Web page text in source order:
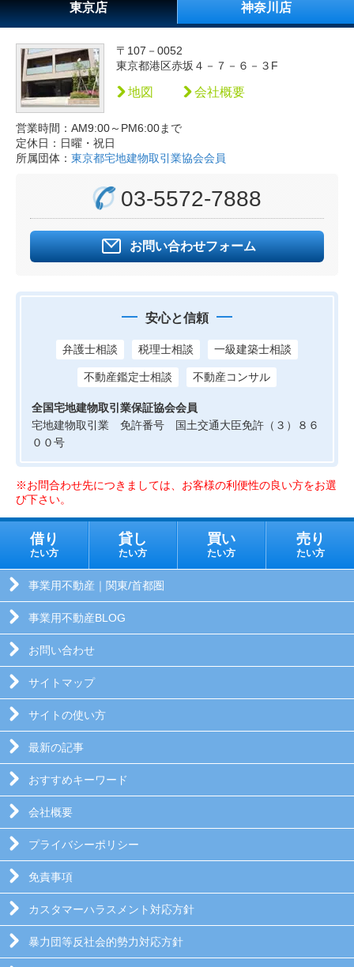
東京店 神奈川店
〒107－0052
東京都港区赤坂４－７－６－３F
地図 会社概要
営業時間：AM9:00～PM6:00まで
定休日：日曜・祝日
所属団体： 東京都宅地建物取引業協会会員
03-5572-7888
お問い合わせフォーム
安心と信頼
弁護士相談 税理士相談 一級建築士相談
不動産鑑定士相談 不動産コンサル
全国宅地建物取引業保証協会会員
宅地建物取引業 免許番号 国土交通大臣免許（３）８６
００号
※お問合わせ先につきましては、お客様の利便性の良い方をお選
び下さい。
借り
たい方
貸し
たい方
買い
たい方
売り
たい方
事業用不動産｜関東/首都圏
事業用不動産BLOG
お問い合わせ
サイトマップ
サイトの使い方
最新の記事
おすすめキーワード
会社概要
プライバシーポリシー
免責事項
カスタマーハラスメント対応方針
暴力団等反社会的勢力対応方針